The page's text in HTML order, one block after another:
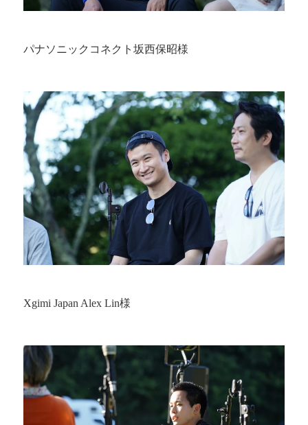
パナソニックコネクト坂西保昭様
Xgimi Japan Alex Lin様